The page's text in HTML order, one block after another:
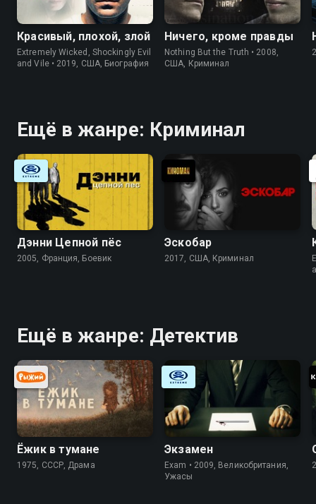
Красивый, плохой, злой
Extremely Wicked, Shockingly Evil
and Vile • 2019, США, Биография
Ничего, кроме правды
Nothing But the Truth • 2008,
США, Криминал
Ещё в жанре: Криминал
Дэнни Цепной пёс
2005, Франция, Боевик
Эскобар
2017, США, Криминал
Ещё в жанре: Детектив
Ёжик в тумане
1975, СССР, Драма
Экзамен
Exam • 2009, Великобритания,
Ужасы